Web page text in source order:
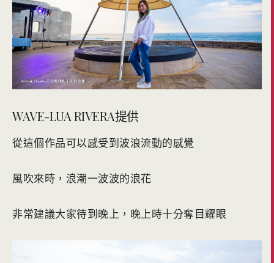
WAVE-LUA RIVERA提供
從這個作品可以感受到波浪流動的感覺
風吹來時，浪潮一波波的浪花
非常建議大家待到晚上，晚上時十分奪目耀眼